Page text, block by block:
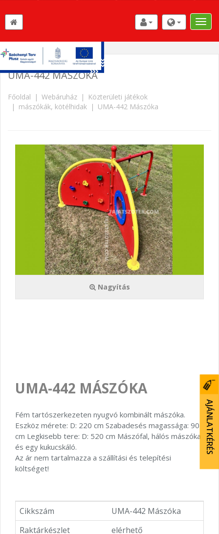
Toggle
AJÁNLATKÉRÉS
UMA-442 MÁSZÓKA
Főoldal Webáruház
Közterületi játékok
mászókák, kötélhidak
UMA-442 Mászóka
Nagyítás
UMA-442 MÁSZÓKA
Fém tartószerkezeten nyugvó kombinált mászóka.
Eszköz mérete: D: 220 cm Szabadesés magassága: 90
cm Legkisebb tere: D: 520 cm Mászófal, hálós mászóka
és egy kukucskáló.
Az ár nem tartalmazza a szállítási és telepítési
költséget!
Cikkszám
UMA-442 Mászóka
Raktárkészlet
elérhető